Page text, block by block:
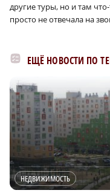
другие туры, но и там
просто не отвечала на
ЕЩЁ НОВОСТИ ПО
НЕДВИЖИМОСТЬ